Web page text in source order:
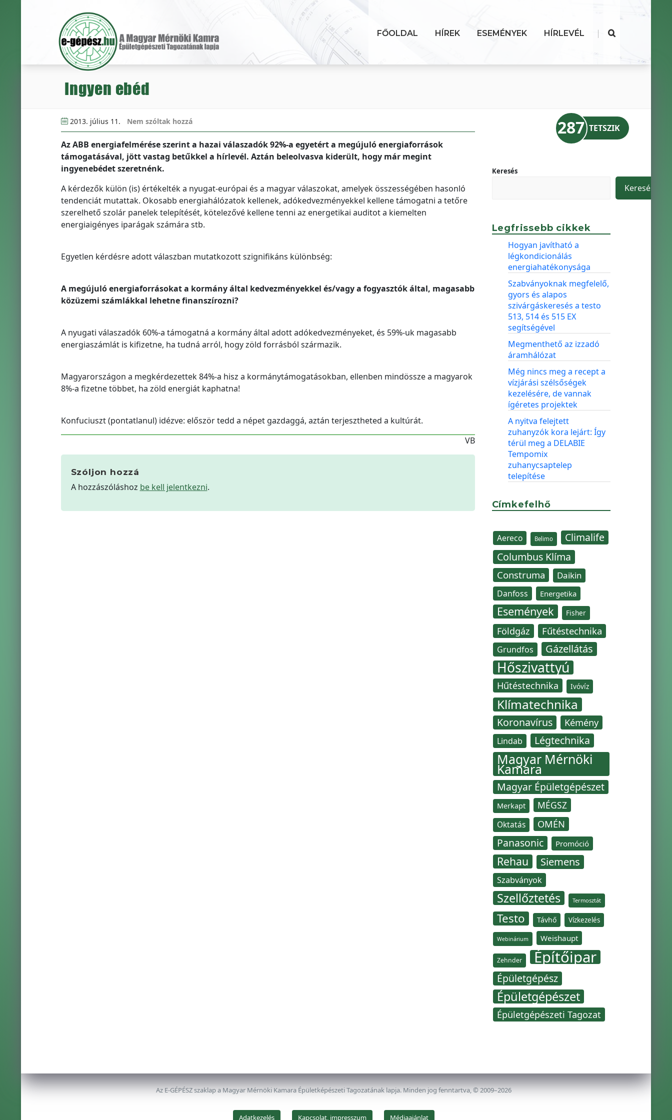
FŐOLDAL HÍREK ESEMÉNYEK HÍRLEVÉL |
Ingyen ebéd
2013. július 11. Nem szóltak hozzá
Az ABB energiafelmérése szerint a hazai válaszadók 92%-a egyetért a megújuló energiaforrások
támogatásával, jött vastag betűkkel a hírlevél. Aztán beleolvasva kiderült, hogy már megint
ingyenebédet szeretnénk.
A kérdezők külön (is) értékelték a nyugat-európai és a magyar válaszokat, amelyek összességében hasonló
tendenciát mutattak. Okosabb energiahálózatok kellenek, adókedvezményekkel kellene támogatni a tetőre
szerelhető szolár panelek telepítését, kötelezővé kellene tenni az energetikai auditot a kiemelten
energiaigényes iparágak számára stb.
Egyetlen kérdésre adott válaszban mutatkozott szignifikáns különbség:
A megújuló energiaforrásokat a kormány által kedvezményekkel és/vagy a fogyasztók által, magasabb
közüzemi számlákkal lehetne finanszírozni?
A nyugati válaszadók 60%-a támogatná a kormány által adott adókedvezményeket, és 59%-uk magasabb
energiaszámlát is kifizetne, ha tudná arról, hogy zöld forrásból származik.
Magyarországon a megkérdezettek 84%-a hisz a kormánytámogatásokban, ellenben mindössze a magyarok
8%-a fizetne többet, ha zöld energiát kaphatna!
Konfuciuszt (pontatlanul) idézve: először tedd a népet gazdaggá, aztán terjesztheted a kultúrát.
VB
Szóljon hozzá
A hozzászóláshoz be kell jelentkezni.
287 TETSZIK
Keresés
Keresés
Legfrissebb cikkek
Hogyan javítható a
légkondicionálás
energiahatékonysága
Szabványoknak megfelelő,
gyors és alapos
szivárgáskeresés a testo
513, 514 és 515 EX
segítségével
Megmenthető az izzadó
áramhálózat
Még nincs meg a recept a
vízjárási szélsőségek
kezelésére, de vannak
ígéretes projektek
A nyitva felejtett
zuhanyzók kora lejárt: Így
térül meg a DELABIE
Tempomix
zuhanycsaptelep
telepítése
Címkefelhő
Aereco Belimo
Climalife
Columbus Klíma
Construma Daikin
Danfoss Energetika
Események Fisher
Földgáz Fűtéstechnika
Grundfos Gázellátás
Hőszivattyú
Hűtéstechnika Ivóvíz
Klímatechnika
Koronavírus Kémény
Lindab Légtechnika
Magyar Mérnöki
Kamara
Magyar Épületgépészet
Merkapt MÉGSZ
Oktatás OMÉN
Panasonic Promóció
Rehau Siemens
Szabványok
Szellőztetés Termosztát
Testo Távhő Vízkezelés
Webinárium Weishaupt
Zehnder Építőipar
Épületgépész
Épületgépészet
Épületgépészeti Tagozat
Az E-GÉPÉSZ szaklap a Magyar Mérnöki Kamara Épületképészeti Tagozatának lapja. Minden jog fenntartva, © 2009–2026
Adatkezelés Kapcsolat, impresszum Médiaajánlat